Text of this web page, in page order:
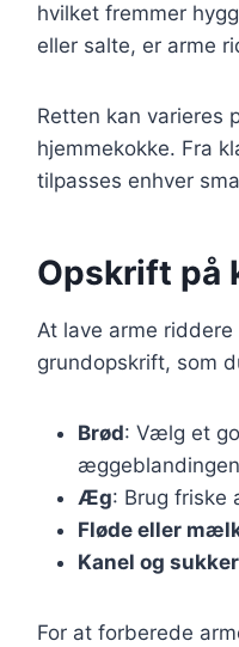
hvilket fremmer
eller salte, er arme
Retten kan varieres
hjemmekokke. Fra
tilpasses enhver
Opskrift på
At lave arme
grundopskrift, som
Brød: Vælg et
Æg: Brug friske
Fløde eller
Kanel og sukker
For at forberede